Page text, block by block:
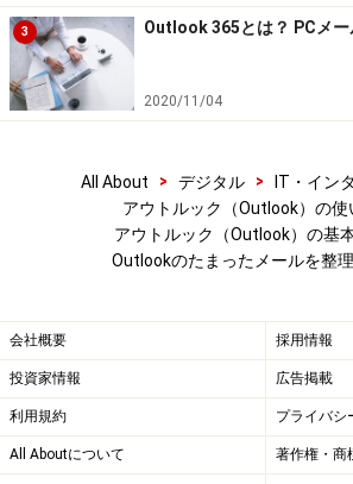
添付ファイルありなし
「相手先」：送信先の相手でメール
「添付ファイル」：添付ファイルを
ロードしたい場合や、中途作成のフ
を取り出したい時など。
3 Outlook 365とは？ PCメー
2020/11/04
All About > デジタル > IT・イン
アウトルック（Outlook）の使
アウトルック（Outlook）の基
Outlookのたまったメールを整
会社概要 採用情報
投資家情報 広告掲載
利用規約 プライバシ
All Aboutについて 著作権・商